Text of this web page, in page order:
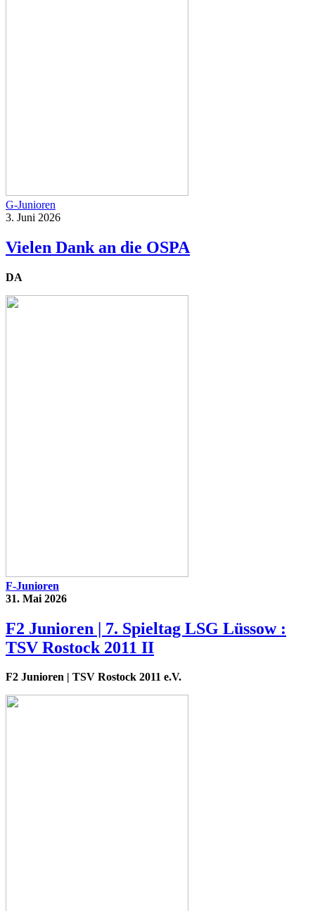
G-Junioren
3. Juni 2026
Vielen Dank an die OSPA
DA
F-Junioren
31. Mai 2026
F2 Junioren | 7. Spieltag LSG Lüssow :
TSV Rostock 2011 II
F2 Junioren | TSV Rostock 2011 e.V.